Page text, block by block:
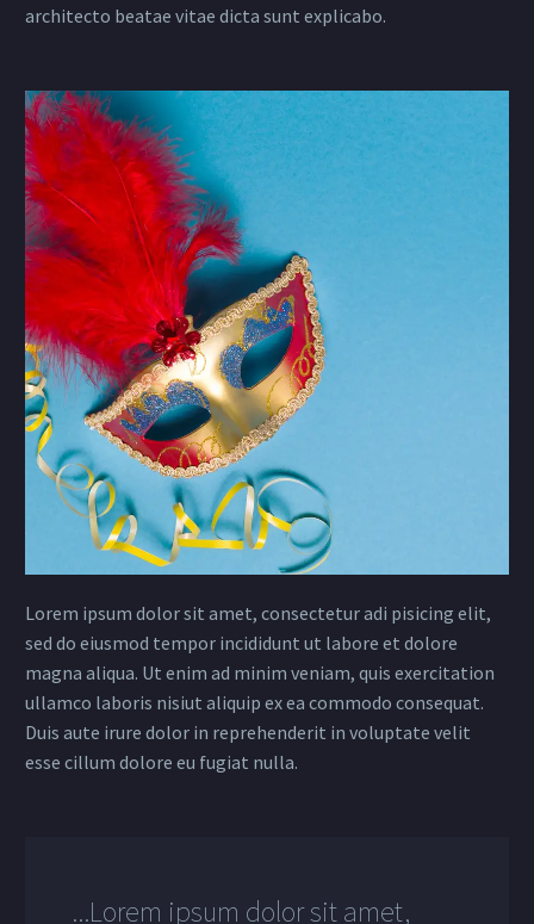
architecto beatae vitae dicta sunt explicabo.
Lorem ipsum dolor sit amet, consectetur adi pisicing elit,
sed do eiusmod tempor incididunt ut labore et dolore
magna aliqua. Ut enim ad minim veniam, quis exercitation
ullamco laboris nisiut aliquip ex ea commodo consequat.
Duis aute irure dolor in reprehenderit in voluptate velit
esse cillum dolore eu fugiat nulla.
...Lorem ipsum dolor sit amet,